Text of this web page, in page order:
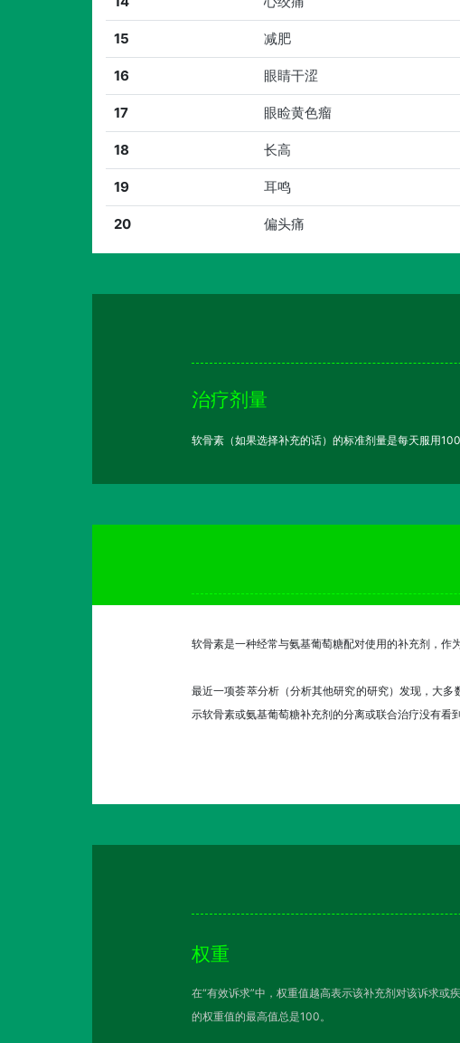
15 减肥
16 眼睛干涩
17 眼睑黄色瘤
18 长高
19 耳鸣
20 偏头痛
治疗剂量
软骨素（如果选择补充的话）的标准剂量是每天服用
软骨素是一种经常与氨基葡萄糖配对使用的补充剂，作
最近一项荟萃分析（分析其他研究的研究）发现，大
示软骨素或氨基葡萄糖补充剂的分离或联合治疗没有看到
权重
在“有效诉求”中，权重值越高表示该补充剂对该诉求或
的权重值的最高值总是100。